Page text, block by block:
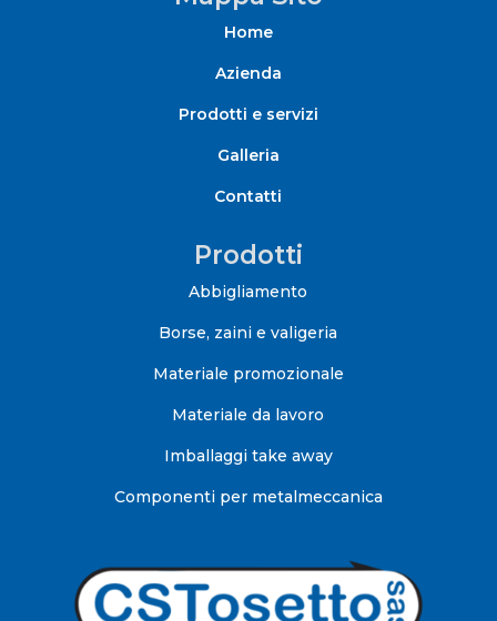
Home
Azienda
Prodotti e servizi
Galleria
Contatti
Prodotti
Abbigliamento
Borse, zaini e valigeria
Materiale promozionale
Materiale da lavoro
Imballaggi take away
Componenti per metalmeccanica